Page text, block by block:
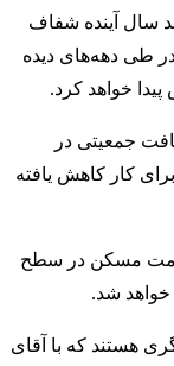
سال آینده شفاف
طی دهه‌های دیده
خواهد کرد.
جمعیتی در
کار کاهش یافته
مسکن در سطح
خواهد شد.
هستند که با آقای